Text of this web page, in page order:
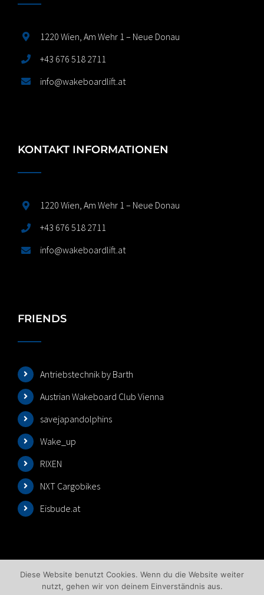
1220 Wien, Am Wehr 1 – Neue Donau
+43 676 518 2711
info@wakeboardlift.at
KONTAKT INFORMATIONEN
1220 Wien, Am Wehr 1 – Neue Donau
+43 676 518 2711
info@wakeboardlift.at
FRIENDS
Antriebstechnik by Barth
Austrian Wakeboard Club Vienna
savejapandolphins
Wake_up
RIXEN
NXT Cargobikes
Eisbude.at
Diese Website benutzt Cookies. Wenn du die Website weiter
nutzt, gehen wir von deinem Einverständnis aus.